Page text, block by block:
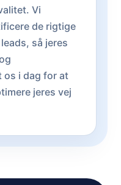
Vi
de rigtige
så jeres
os i dag for at
jeres vej